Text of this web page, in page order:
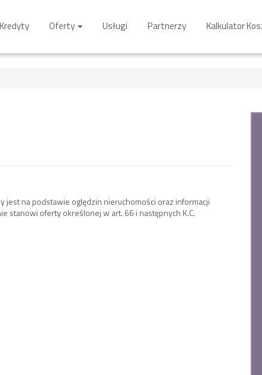
Kredyty Oferty Usługi Partnerzy Kalkulator
na podstawie oględzin nieruchomości oraz informacji
stanowi oferty określonej w art. 66 i następnych K.C.